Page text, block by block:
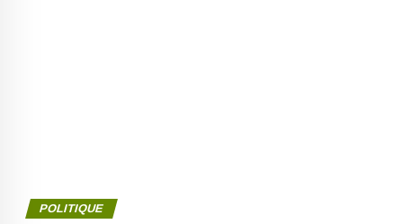
POLITIQUE